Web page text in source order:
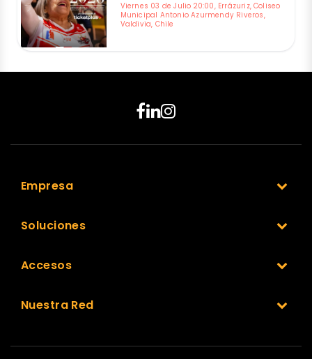
Viernes 03 de Julio 20:00, Errázuriz, Coliseo
Municipal Antonio Azurmendy Riveros,
Valdivia, Chile
Empresa
Soluciones
Accesos
Nuestra Red